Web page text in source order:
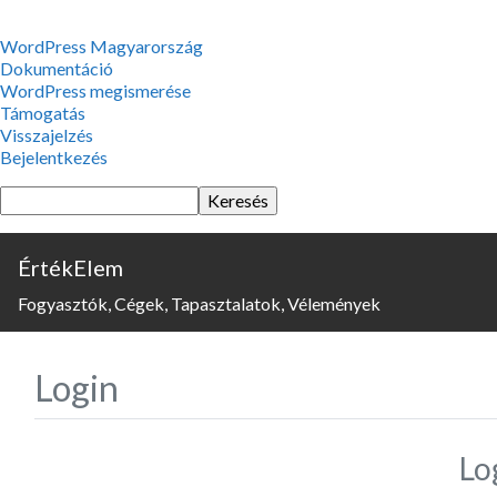
WordPress,
a
csodás
WordPress Magyarország
Dokumentáció
WordPress megismerése
Támogatás
Visszajelzés
Bejelentkezés
Keresés
ÉrtékElem
Fogyasztók, Cégek, Tapasztalatok, Vélemények
Login